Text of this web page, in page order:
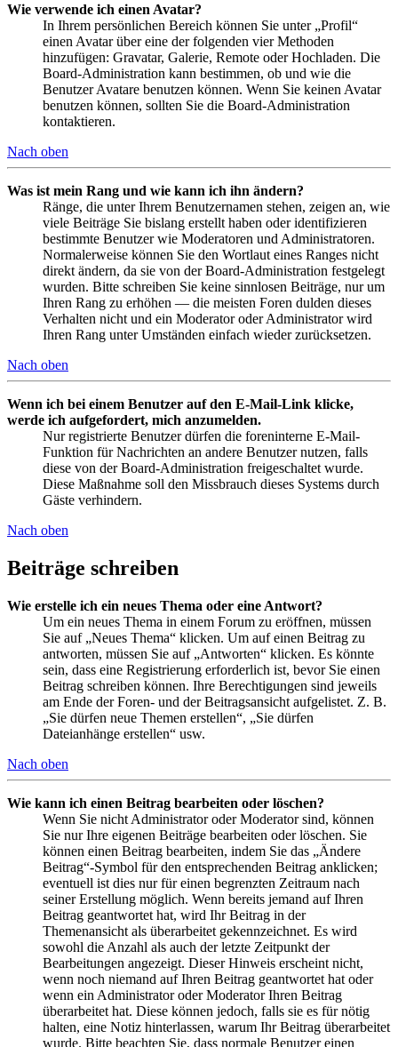
Wie verwende ich einen Avatar?
In Ihrem persönlichen Bereich können Sie unter „Profil“
einen Avatar über eine der folgenden vier Methoden
hinzufügen: Gravatar, Galerie, Remote oder Hochladen. Die
Board-Administration kann bestimmen, ob und wie die
Benutzer Avatare benutzen können. Wenn Sie keinen Avatar
benutzen können, sollten Sie die Board-Administration
kontaktieren.
Nach oben
Was ist mein Rang und wie kann ich ihn ändern?
Ränge, die unter Ihrem Benutzernamen stehen, zeigen an, wie
viele Beiträge Sie bislang erstellt haben oder identifizieren
bestimmte Benutzer wie Moderatoren und Administratoren.
Normalerweise können Sie den Wortlaut eines Ranges nicht
direkt ändern, da sie von der Board-Administration festgelegt
wurden. Bitte schreiben Sie keine sinnlosen Beiträge, nur um
Ihren Rang zu erhöhen — die meisten Foren dulden dieses
Verhalten nicht und ein Moderator oder Administrator wird
Ihren Rang unter Umständen einfach wieder zurücksetzen.
Nach oben
Wenn ich bei einem Benutzer auf den E-Mail-Link klicke,
werde ich aufgefordert, mich anzumelden.
Nur registrierte Benutzer dürfen die foreninterne E-Mail-
Funktion für Nachrichten an andere Benutzer nutzen, falls
diese von der Board-Administration freigeschaltet wurde.
Diese Maßnahme soll den Missbrauch dieses Systems durch
Gäste verhindern.
Nach oben
Beiträge schreiben
Wie erstelle ich ein neues Thema oder eine Antwort?
Um ein neues Thema in einem Forum zu eröffnen, müssen
Sie auf „Neues Thema“ klicken. Um auf einen Beitrag zu
antworten, müssen Sie auf „Antworten“ klicken. Es könnte
sein, dass eine Registrierung erforderlich ist, bevor Sie einen
Beitrag schreiben können. Ihre Berechtigungen sind jeweils
am Ende der Foren- und der Beitragsansicht aufgelistet. Z. B.
„Sie dürfen neue Themen erstellen“, „Sie dürfen
Dateianhänge erstellen“ usw.
Nach oben
Wie kann ich einen Beitrag bearbeiten oder löschen?
Wenn Sie nicht Administrator oder Moderator sind, können
Sie nur Ihre eigenen Beiträge bearbeiten oder löschen. Sie
können einen Beitrag bearbeiten, indem Sie das „Ändere
Beitrag“-Symbol für den entsprechenden Beitrag anklicken;
eventuell ist dies nur für einen begrenzten Zeitraum nach
seiner Erstellung möglich. Wenn bereits jemand auf Ihren
Beitrag geantwortet hat, wird Ihr Beitrag in der
Themenansicht als überarbeitet gekennzeichnet. Es wird
sowohl die Anzahl als auch der letzte Zeitpunkt der
Bearbeitungen angezeigt. Dieser Hinweis erscheint nicht,
wenn noch niemand auf Ihren Beitrag geantwortet hat oder
wenn ein Administrator oder Moderator Ihren Beitrag
überarbeitet hat. Diese können jedoch, falls sie es für nötig
halten, eine Notiz hinterlassen, warum Ihr Beitrag überarbeitet
wurde. Bitte beachten Sie, dass normale Benutzer einen